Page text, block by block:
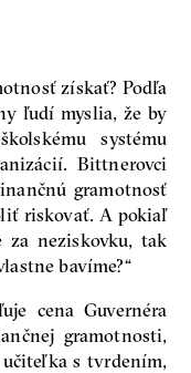
získať? Podľa
ľudí myslia, že by
systému
Bittnerovci
gramotnosť
riskovať. A pokiaľ
za neziskovku, tak
bavíme?“
cena Guvernéra
gramotnosti,
s tvrdením,